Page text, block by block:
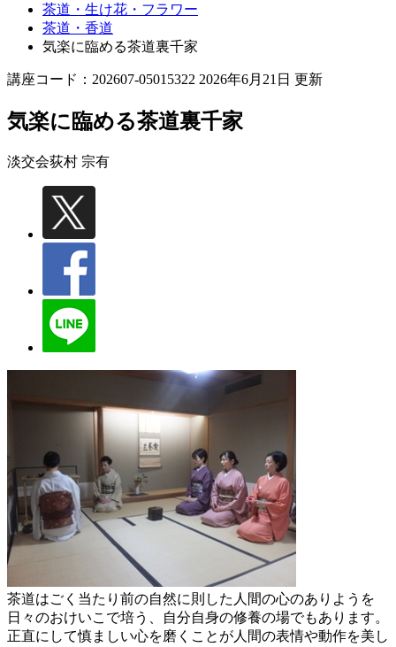
茶道・生け花・フラワー
茶道・香道
気楽に臨める茶道裏千家
講座コード：202607-05015322 2026年6月21日 更新
気楽に臨める茶道裏千家
淡交会荻村 宗有
茶道はごく当たり前の自然に則した人間の心のありようを
日々のおけいこで培う、自分自身の修養の場でもあります。
正直にして慎ましい心を磨くことが人間の表情や動作を美し